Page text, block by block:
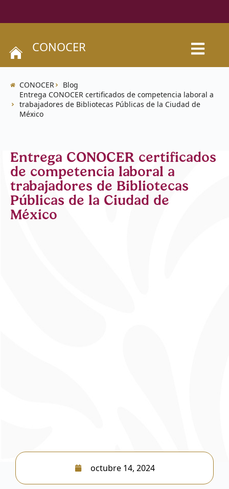
CONOCER
CONOCER
Blog
Entrega CONOCER certificados de competencia laboral a
trabajadores de Bibliotecas Públicas de la Ciudad de
México
Entrega CONOCER certificados
de competencia laboral a
trabajadores de Bibliotecas
Públicas de la Ciudad de
México
octubre 14, 2024